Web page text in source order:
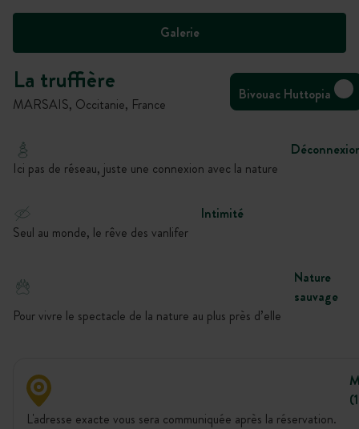
Galerie
La truffière
MARSAIS, Occitanie, France
Bivouac Huttopia
Ici pas de réseau, juste une connexion avec la nature
Intimité
Seul au monde, le rêve des vanlifer
Nature
sauvage
Pour vivre le spectacle de la nature au plus près d’elle
L'adresse exacte vous sera communiquée après la réservation.